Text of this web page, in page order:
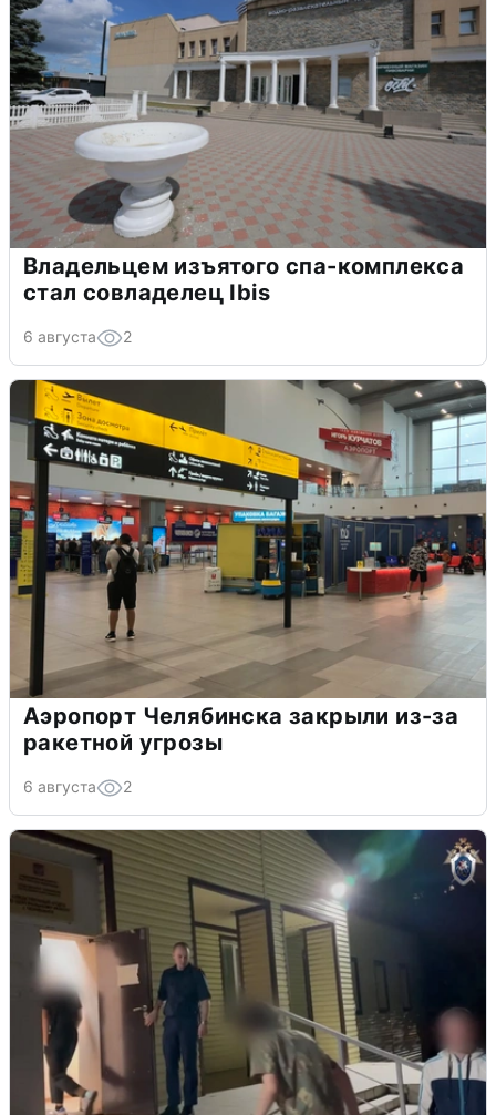
Владельцем изъятого спа-комплекса
стал совладелец Ibis
6 августа 2
Аэропорт Челябинска закрыли из-за
ракетной угрозы
6 августа 2